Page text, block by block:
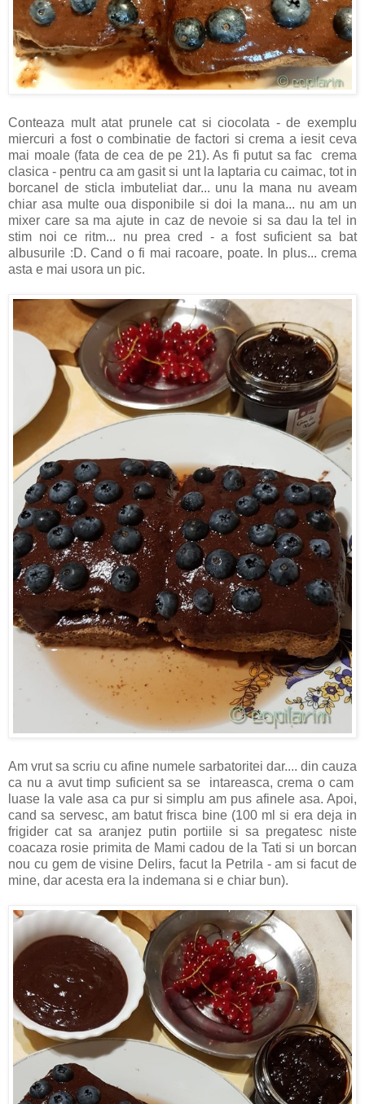
Conteaza mult atat prunele cat si ciocolata - de exemplu
miercuri a fost o combinatie de factori si crema a iesit ceva
mai moale (fata de cea de pe 21). As fi putut sa fac crema
clasica - pentru ca am gasit si unt la laptaria cu caimac, tot in
borcanel de sticla imbuteliat dar... unu la mana nu aveam
chiar asa multe oua disponibile si doi la mana... nu am un
mixer care sa ma ajute in caz de nevoie si sa dau la tel in
stim noi ce ritm... nu prea cred - a fost suficient sa bat
albusurile :D. Cand o fi mai racoare, poate. In plus... crema
asta e mai usora un pic.
Am vrut sa scriu cu afine numele sarbatoritei dar.... din cauza
ca nu a avut timp suficient sa se intareasca, crema o cam
luase la vale asa ca pur si simplu am pus afinele asa. Apoi,
cand sa servesc, am batut frisca bine (100 ml si era deja in
frigider cat sa aranjez putin portiile si sa pregatesc niste
coacaza rosie primita de Mami cadou de la Tati si un borcan
nou cu gem de visine Delirs, facut la Petrila - am si facut de
mine, dar acesta era la indemana si e chiar bun).